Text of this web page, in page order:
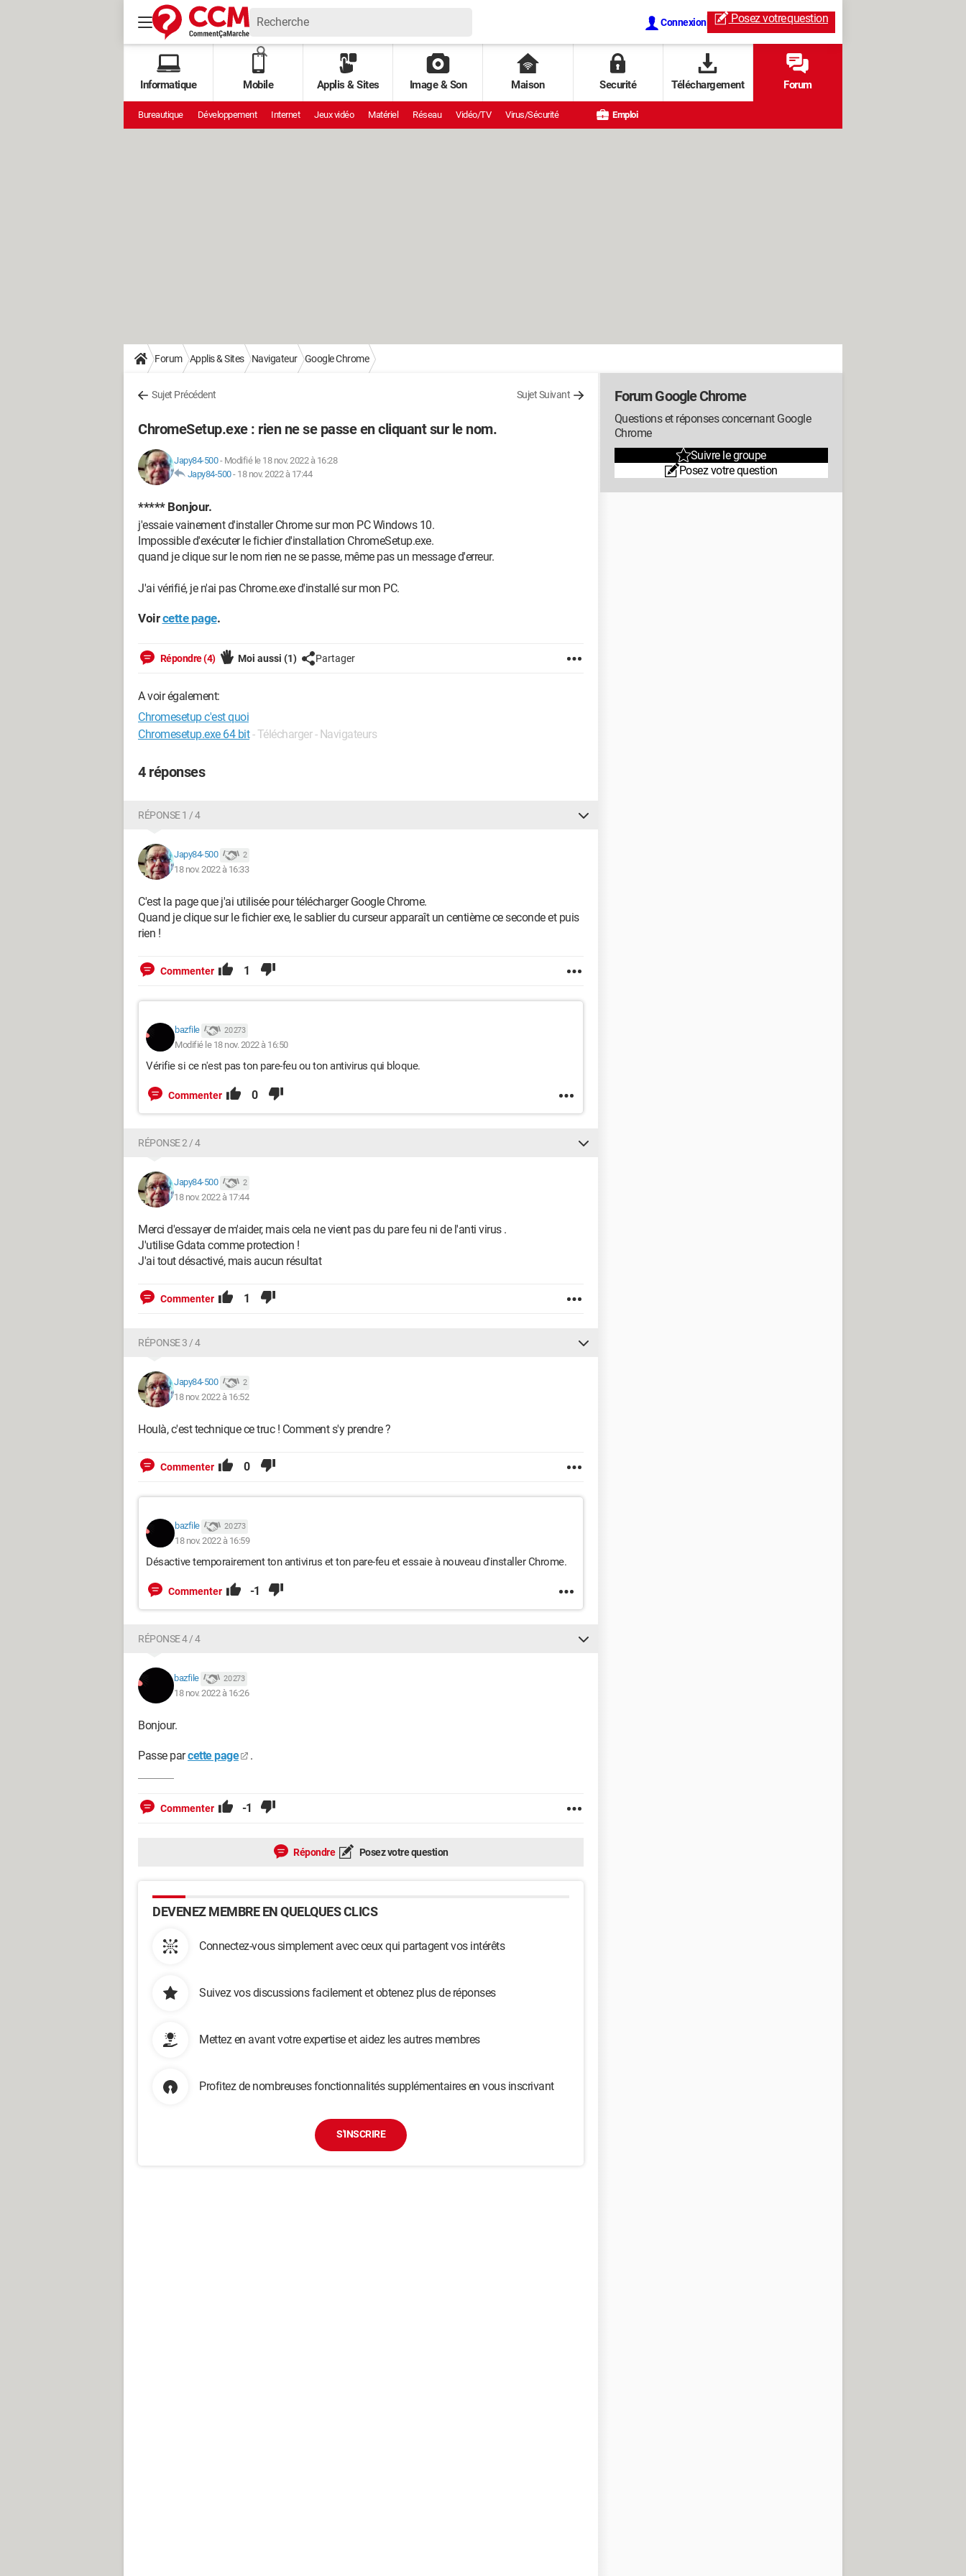
Connexion Posez votrequestion
Informatique Mobile Applis & Sites Image & Son Maison Securité Téléchargement Forum
Bureautique Développement Internet Jeux vidéo Matériel Réseau Vidéo/TV Virus/Sécurité Emploi
Forum Applis & Sites Navigateur Google Chrome
Sujet Précédent Sujet Suivant
ChromeSetup.exe : rien ne se passe en cliquant sur le nom.
Japy84-500- Modifié le 18 nov. 2022 à 16:28
Japy84-500- 18 nov. 2022 à 17:44
***** Bonjour.
j'essaie vainement d'installer Chrome sur mon PC Windows 10.
Impossible d'exécuter le fichier d'installation ChromeSetup.exe.
quand je clique sur le nom rien ne se passe, même pas un message d'erreur.
J'ai vérifié, je n'ai pas Chrome.exe d'installé sur mon PC.
Voircette page.
Répondre (4) Moi aussi (1) Partager
A voir également:
Chromesetup c'est quoi
Chromesetup.exe 64 bit - Télécharger - Navigateurs
4 réponses
RÉPONSE 1 / 4
Japy84-500 2
18 nov. 2022 à 16:33
C'est la page que j'ai utilisée pour télécharger Google Chrome.
Quand je clique sur le fichier exe, le sablier du curseur apparaît un centième ce seconde et puis
rien !
Commenter 1
bazfile 20 273
Modifié le 18 nov. 2022 à 16:50
Vérifie si ce n'est pas ton pare-feu ou ton antivirus qui bloque.
Commenter 0
RÉPONSE 2 / 4
Japy84-500 2
18 nov. 2022 à 17:44
Merci d'essayer de m'aider, mais cela ne vient pas du pare feu ni de l'anti virus .
J'utilise Gdata comme protection !
J'ai tout désactivé, mais aucun résultat
Commenter 1
RÉPONSE 3 / 4
Japy84-500 2
18 nov. 2022 à 16:52
Houlà, c'est technique ce truc ! Comment s'y prendre ?
Commenter 0
bazfile 20 273
18 nov. 2022 à 16:59
Désactive temporairement ton antivirus et ton pare-feu et essaie à nouveau d'installer Chrome.
Commenter -1
RÉPONSE 4 / 4
bazfile 20 273
18 nov. 2022 à 16:26
Bonjour.
Passe parcette page .
Commenter -1
Répondre Posez votre question
DEVENEZ MEMBRE EN QUELQUES CLICS
Connectez-vous simplement avec ceux qui partagent vos intérêts
Suivez vos discussions facilement et obtenez plus de réponses
Mettez en avant votre expertise et aidez les autres membres
Profitez de nombreuses fonctionnalités supplémentaires en vous inscrivant
S'INSCRIRE
Forum Google Chrome
Questions et réponses concernant Google
Chrome
Suivre le groupe
Posez votre question